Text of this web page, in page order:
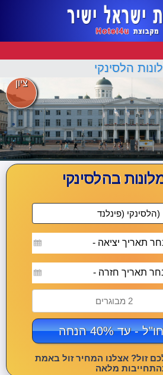
הלסינקי
ציון
בהלסינקי
2 מבוגרים
עד 40% הנחה
זול? אצלנו המחיר זול באמת
מלאה